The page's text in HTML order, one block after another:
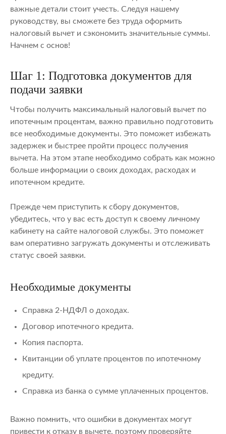
важные детали стоит учесть. Следуя нашему
руководству, вы сможете без труда оформить
налоговый вычет и сэкономить значительные суммы.
Начнем с основ!
Шаг 1: Подготовка документов для
подачи заявки
Чтобы получить максимальный налоговый вычет по
ипотечным процентам, важно правильно подготовить
все необходимые документы. Это поможет избежать
задержек и быстрее пройти процесс получения
вычета. На этом этапе необходимо собрать как можно
больше информации о своих доходах, расходах и
ипотечном кредите.
Прежде чем приступить к сбору документов,
убедитесь, что у вас есть доступ к своему личному
кабинету на сайте налоговой службы. Это поможет
вам оперативно загружать документы и отслеживать
статус своей заявки.
Необходимые документы
Справка 2-НДФЛ о доходах.
Договор ипотечного кредита.
Копия паспорта.
Квитанции об уплате процентов по ипотечному
кредиту.
Справка из банка о сумме уплаченных процентов.
Важно помнить, что ошибки в документах могут
привести к отказу в вычете, поэтому проверяйте